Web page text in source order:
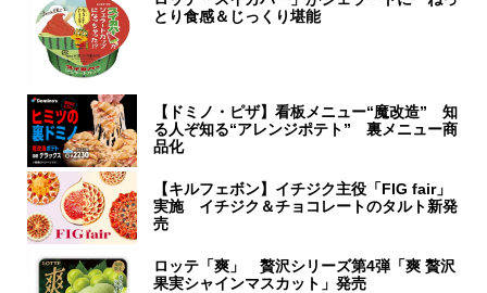
とり食感＆じっくり堪能
【ドミノ・ピザ】看板メニュー“魔改造” 知
る人ぞ知る“アレンジポテト” 裏メニュー商
品化
【キルフェボン】イチジク主役「FIG fair」
実施 イチジク＆チョコレートのタルト新発
売
ロッテ「爽」 贅沢シリーズ第4弾「爽 贅沢
果実シャインマスカット」発売